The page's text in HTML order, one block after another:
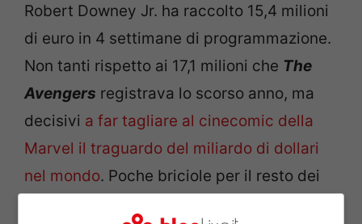
Robert Downey Jr. ha raccolto 15,4 milioni
di euro in 4 settimane di programmazione.
Non tanti rispetto ai 17,1 milioni che The
Avengers registrava lo scorso anno, ma
decisivi a far tagliare al cinecomic della
Marvel il traguardo del miliardo di dollari
nel mondo. Poche briciole per il resto dei